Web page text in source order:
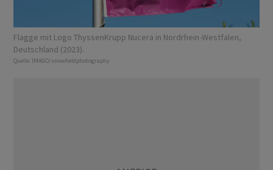
Flagge mit Logo ThyssenKrupp Nucera in Nordrhein-Westfalen,
Deutschland (2023).
Quelle: IMAGO/snowfieldphotography